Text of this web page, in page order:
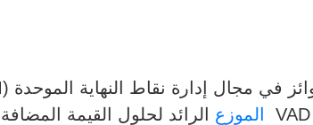
الموزع الرائد لحلول القيمة